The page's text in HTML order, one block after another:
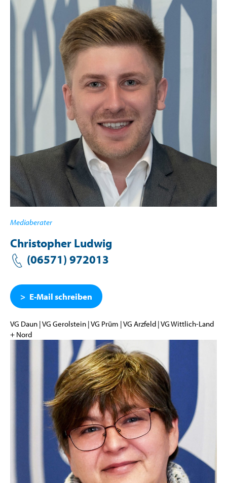
Mediaberater
Christopher Ludwig
(06571) 972013
E-Mail schreiben
VG Daun | VG Gerolstein | VG Prüm | VG Arzfeld | VG Wittlich-Land
+ Nord